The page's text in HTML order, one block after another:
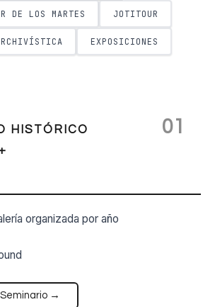
DE LOS MARTES JOTITOUR
EXPOSICIONES
HISTÓRICO
01
organizada por año
→